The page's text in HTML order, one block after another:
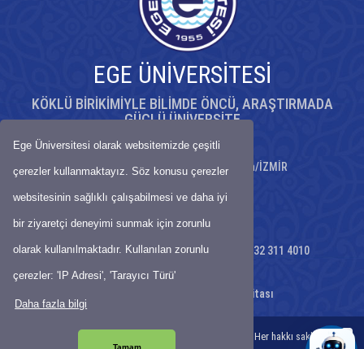
Ege Üniversitesi olarak websitemizde çeşitli
çerezler kullanmaktayız. Söz konusu çerezler
websitesinin sağlıklı çalışabilmesi ve daha iyi
bir ziyaretçi deneyimi sunmak için zorunlu
olarak kullanılmaktadır. Kullanılan zorunlu
çerezler: 'IP Adresi', 'Tarayıcı Türü'
Daha fazla bilgi
Tamam
EGE ÜNİVERSİTESİ
KÖKLÜ BİRİKİMİYLE BİLİMDE ÖNCÜ, ARAŞTIRMADA
GÜÇLÜ ÜNİVERSİTE
Üniversite Cad. 9/27 35040 Bornova/İZMİR
Dekanlık:+(90) 232 373 2960
+(90) 232 311 1839
iibfogr@mail.ege.edu.tr - Faks: +(90) 232 311 4010
E-Posta:iibf@mail.ege.edu.tr
Site Haritası
© Bilgi İşlem Daire Başkanlığı-2021-EGE ÜNiVERSiTESi Her hakkı saklıdır.